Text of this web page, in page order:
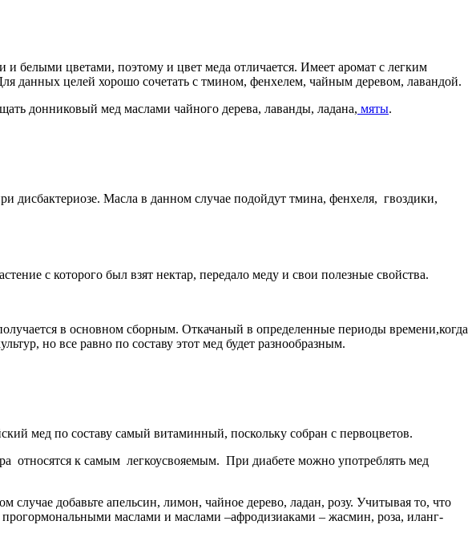
белыми цветами, поэтому и цвет меда отличается. Имеет аромат с легким
данных целей хорошо сочетать с тмином, фенхелем, чайным деревом, лавандой.
донниковый мед маслами чайного дерева, лаванды, ладана, мяты.
Масла в данном случае подойдут тмина, фенхеля, гвоздики,
с которого был взят нектар, передало меду и свои полезные свойства.
в основном сборным. Откачаный в определенные периоды времени,когда
но все равно по составу этот мед будет разнообразным.
мед по составу самый витаминный, поскольку собран с первоцветов.
относятся к самым легкоусвояемым. При диабете можно употреблять мед
добавьте апельсин, лимон, чайное дерево, ладан, розу. Учитывая то, что
маслами и маслами –афродизиаками – жасмин, роза, иланг-